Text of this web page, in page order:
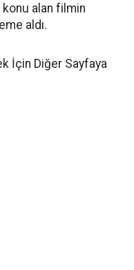
konu alan filmin
aldı.
İçin Diğer Sayfaya